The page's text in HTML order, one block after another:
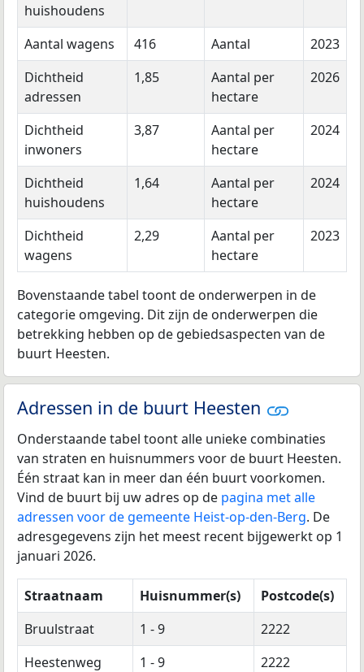
huishoudens
Aantal wagens 416 Aantal
2023
Dichtheid
adressen
1,85
Aantal per
hectare
2026
Dichtheid
inwoners
3,87
Aantal per
hectare
2024
Dichtheid
huishoudens
1,64
Aantal per
hectare
2024
Dichtheid
wagens
2,29
Aantal per
hectare
2023
Bovenstaande tabel toont de onderwerpen in de
categorie omgeving. Dit zijn de onderwerpen die
betrekking hebben op de gebiedsaspecten van de
buurt Heesten.
Adressen in de buurt Heesten
Onderstaande tabel toont alle unieke combinaties
van straten en huisnummers voor de buurt Heesten.
Één straat kan in meer dan één buurt voorkomen.
Vind de buurt bij uw adres op de pagina met alle
adressen voor de gemeente Heist-op-den-Berg. De
adresgegevens zijn het meest recent bijgewerkt op 1
januari 2026.
Straatnaam Huisnummer(s)
Postcode(s)
Bruulstraat
1 - 9
2222
Heestenweg
1 - 9
2222